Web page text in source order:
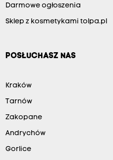
Darmowe ogłoszenia
Sklep z kosmetykami tolpa.pl
POSŁUCHASZ NAS
Kraków
Tarnów
Zakopane
Andrychów
Gorlice